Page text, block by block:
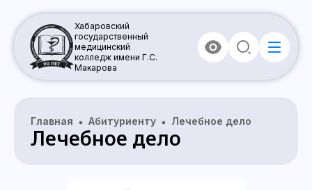
Хабаровский
государственный
медицинский
колледж имени Г.С.
Макарова
Главная Абитуриенту Лечебное дело
Лечебное дело